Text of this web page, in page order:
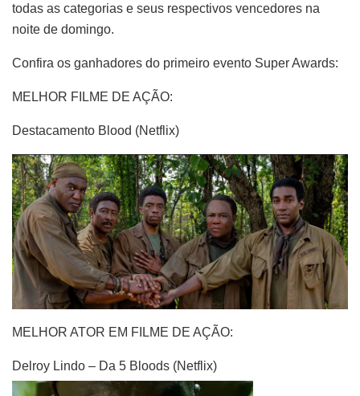
todas as categorias e seus respectivos vencedores na
noite de domingo.
Confira os ganhadores do primeiro evento Super Awards:
MELHOR FILME DE AÇÃO:
Destacamento Blood (Netflix)
MELHOR ATOR EM FILME DE AÇÃO:
Delroy Lindo – Da 5 Bloods (Netflix)